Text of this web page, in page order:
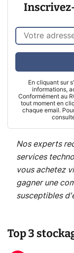
En cliquant sur
informations,
Conformément au
tout moment en
chaque email.
Nos experts
services
vous achetez
gagner une
susceptibles
Top 3